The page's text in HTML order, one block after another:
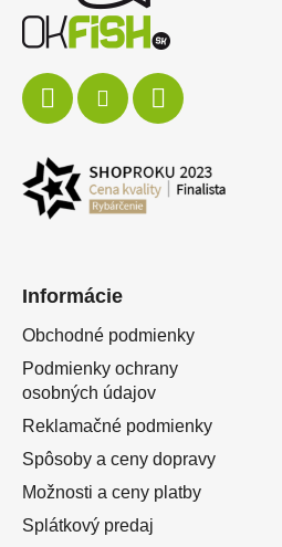
Informácie
Obchodné podmienky
Podmienky ochrany
osobných údajov
Reklamačné podmienky
Spôsoby a ceny dopravy
Možnosti a ceny platby
Splátkový predaj